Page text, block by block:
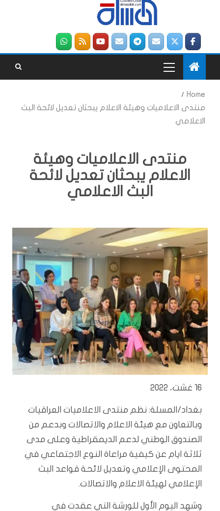
Home
منتدى الاعلاميات وهيئة الاعلام يبحثان تعديل لائحة البث
الاعلامي
منتدى الاعلاميات وهيئة
الاعلام يبحثان تعديل لائحة
البث الاعلامي
16 غشت، 2022
بغداد/المسلة: نظم منتدى الاعلاميات العراقيات
وبالتعاون مع هيئة الاعلام والاتصالات وبدعم من
الصندوق الوطني لدعم الديمقراطية وعلى مدى
ثلاثة ايام عن كيفية مراعاة النوع الاجتماعي في
المحتوى الإعلامي وتعديل لائحة قواعد البث
الإعلامي لهيئة الاعلام والاتصالات.
وشهد اليوم الأول للورشة التي عقدت في